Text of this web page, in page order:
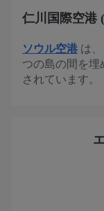
仁川国際空港
ソウル空港 は
つの島の間を埋
されています。